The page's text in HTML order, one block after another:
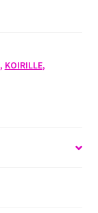
, KOIRILLE,